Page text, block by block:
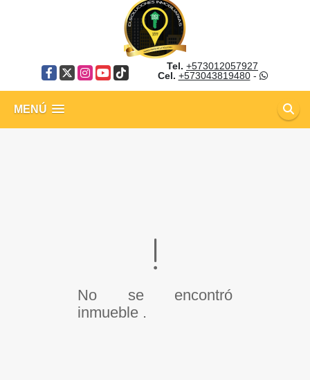
Facebook
X Instagram
YouTube
TikTok
Tel. +573012057927
Cel. +573043819480-
MENÚ
No se encontró
inmueble .